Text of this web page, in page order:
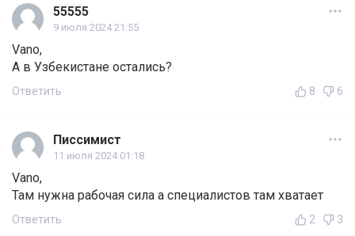
55555
9 июля 2024 21:55
Vano,
А в Узбекистане остались?
Ответить 8 6
Писсимист
11 июля 2024 01:18
Vano,
Там нужна рабочая сила а специалистов там хватает
Ответить 2 3